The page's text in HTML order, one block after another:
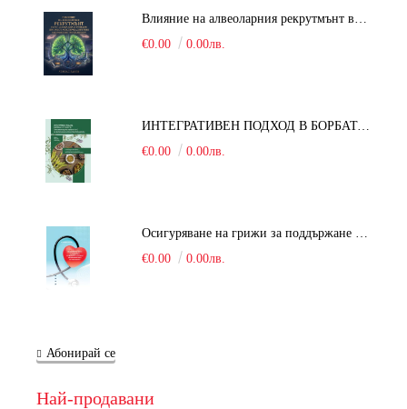
€0.00
0.00лв.
ИНТЕГРАТИВЕН ПОДХОД В БОРБАТА С COVID-19: От патогенезата на Sars-Cov-2 до фитомедицината и етноботаниката. Антивирусна активност и терапевтичен потенциал на българските лечебни растения
€0.00
0.00лв.
€0.00
0.00лв.
Абонирай се
Най-продавани